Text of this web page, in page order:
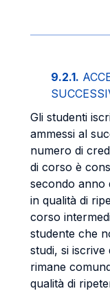
9.2.1.
Gli studenti
ammessi al
numero di
di corso è
secondo anno
in qualità di
corso
studente che
studi, si
rimane
qualità di